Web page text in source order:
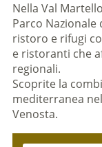
Nella Val
Parco
ristoro e rifugi
e ristoranti che
regionali.
Scoprite la
mediterranea
Venosta.